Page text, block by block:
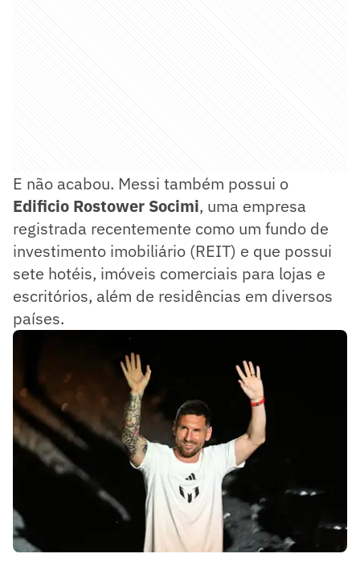
E não acabou. Messi também possui o
Edificio Rostower Socimi, uma empresa
registrada recentemente como um fundo de
investimento imobiliário (REIT) e que possui
sete hotéis, imóveis comerciais para lojas e
escritórios, além de residências em diversos
países.